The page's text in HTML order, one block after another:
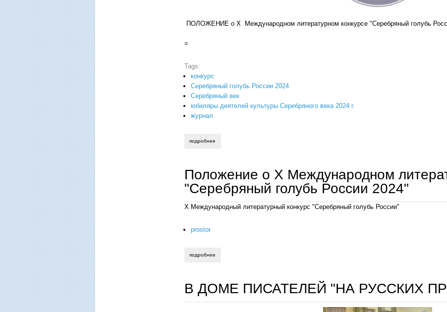
ПОЛОЖЕНИЕ о X Международном литературном конкурсе "Серебряный голубь
=
Tags:
конкурс
Серебряный голубь России 2024
Серебряный век
юбиляры деятелей культуры Серебряного века 2024 г.
журнал
подробнее
Положение о Х Международном
"Серебряный голубь России 2024"
X Международный литературный конкурс "Серебряный голубь России"
prostor
подробнее
В ДОМЕ ПИСАТЕЛЕЙ "НА РУССКИХ